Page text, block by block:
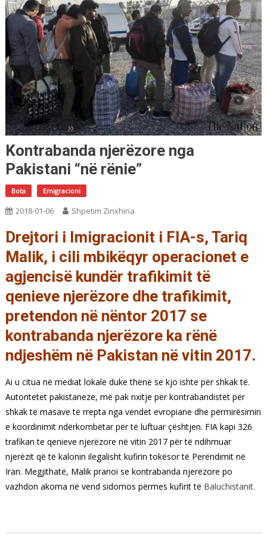
Kontrabanda njerëzore nga
Pakistani “në rënie”
Bota Emigracioni
2018-01-06 Shpetim Zinxhiria
Drejtori i Imigracionit i FIA-s, Tariq
Malik, i cili mbikëqyr operacionet e
agjencisë kundër trafikimit të
qenieve njerëzore dhe trafikimit,
pretendon në nëntor 2017 se
kontrabanda njerëzore ka rënë
ndjeshëm në Pakistan në vitin 2017.
Ai u citua në mediat lokale duke thënë se kjo ishte për shkak të.
Autoritetet pakistaneze, më pak nxitje për kontrabandistët për
shkak të masave të rrepta nga vendet evropiane dhe përmirësimin
e koordinimit ndërkombëtar për të luftuar çështjen. FIA kapi 326
trafikan te qenieve njerëzore në vitin 2017 për të ndihmuar
njerëzit që të kalonin ilegalisht kufirin tokësor të Perëndimit në
Iran. Megjithatë, Malik pranoi se kontrabanda njerëzore po
vazhdon akoma në vend sidomos përmes kufirit të Baluchistanit.